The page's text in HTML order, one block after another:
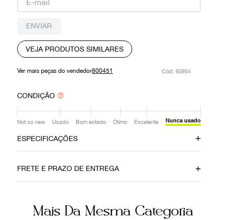
ENVIAR
VEJA PRODUTOS SIMILARES
Ver mais peças do vendedor800451 : 60954
CONDIÇÃO
Not so new Usado Bom estado Ótimo Excelente Nunca usado
ESPECIFICAÇÕES
23092019 Palha
Verde Botão Magnético
FRETE E PRAZO DE ENTREGA
Mais Da Mesma Categoria
louis vuitton